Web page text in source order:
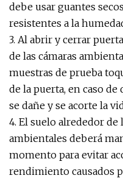
debe usar guantes
resistentes a la
3. Al abrir y cerrar
de las cámaras
muestras de prueba
de la puerta, en caso
se dañe y se acorte la
4. El suelo alrededor de
ambientales deberá
momento para evitar
rendimiento causados